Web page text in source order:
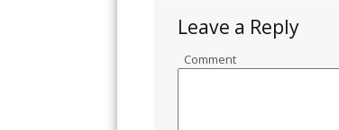
Leave a Reply
Comment